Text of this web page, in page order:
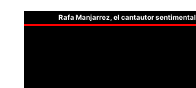
Rafa Manjarrez, el cantautor sentimental